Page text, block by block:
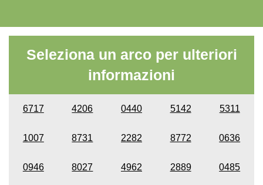
Seleziona un arco per ulteriori
informazioni
6717 4206 0440 5142 5311
1007 8731 2282 8772 0636
0946 8027 4962 2889 0485